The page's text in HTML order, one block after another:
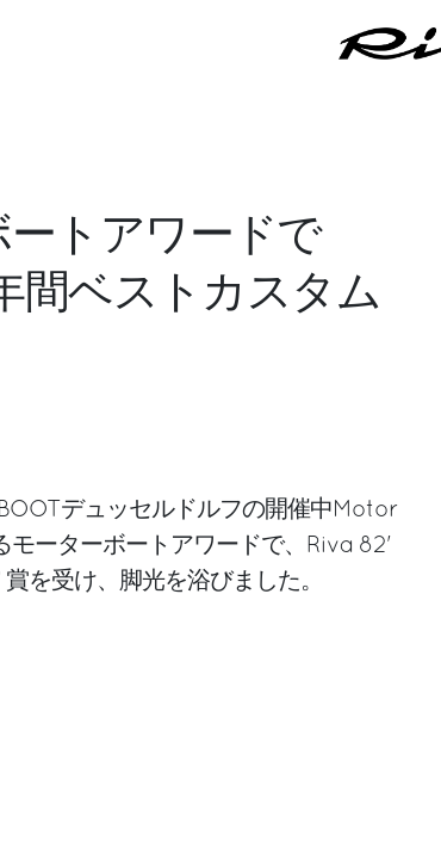
トアワードで
間ベストカスタム
デュッセルドルフの開催中Motor
モーターボートアワードで、Riva 82'
を受け、脚光を浴びました。